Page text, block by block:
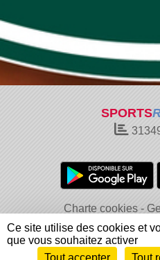
SPORTS
Charte cookies
Informations légales
Ce site utilise des cookies et
que vous souhaitez activer
Tout accepter
Tout